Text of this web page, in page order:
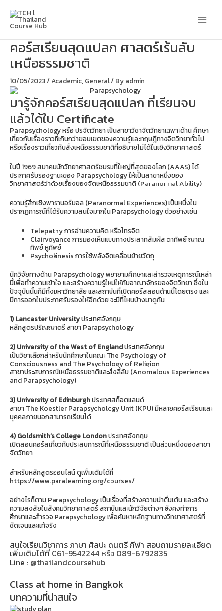
content
คอร์สเรียนสุดแปลก ศาสตร์เร้นลับ
เหนือธรรมชาติ
10/05/2023/Academic, General/ By admin
มารู้จักคอร์สเรียนสุดแปลก ที่เรียนจบ
แล้วได้ใบ Certificate
Parapsychology หรือ ปรจิตวิทยา เป็นสาขาวิชาจิตวิทยาเฉพาะด้าน ศึกษา
เกี่ยวกับเรื่องราวที่เกินกว่าขอบเขตของความรู้และทฤษฎีทางจิตวิทยาทั่วไป
หรือเรื่องราวเกี่ยวกับสิ่งเหนือธรรมชาติที่อธิบายไม่ได้ในเชิงวิทยาศาสตร์
ในปี 1969 สมาคมนักวิทยาศาสตร์ชมรมที่ใหญ่ที่สุดของโลก (AAAS) ได้
ประกาศรับรองฐานะของ Parapsychology ให้เป็นสาขาหนึ่งของ
วิทยาศาสตร์ว่าด้วยเรื่องของจิตเหนือธรรมชาติ (Paranormal Ability)
ความรู้สึกเชิงพารานอร์มอล (Paranormal Experiences) เป็นหนึ่งใน
ปรากฏการณ์ที่ได้รับความสนใจมากใน Parapsychology ตัวอย่างเช่น
Telepathy การอ่านความคิด หรือโทรจิต
Clairvoyance การมองเห็นแบบทางประสาทสัมผัส ตาทิพย์ ญาณ
ทิพย์ หูทิพย์
Psychokinesis การใช้พลังจิตเคลื่อนย้ายวัตถุ
นักวิจัยทางด้าน Parapsychology พยายามศึกษาและสำรวจเหตุการณ์เหล่า
นี้เพื่อทำความเข้าใจ และสร้างความรู้ใหม่ให้กับอาณาจักรของจิตวิทยา ซึ่งใน
ปัจจุบันนั้นก็มีทั้งมหาวิทยาลัย และสถาบันที่เปิดคอร์สสอนด้านนี้โดยตรง และ
มีการออกใบประกาศรับรองให้อีกด้วย จะมีที่ไหนบ้างมาดูกัน
1) Lancaster Universityประเทศอังกฤษ
หลักสูตรปริญญาตรี สาขา Parapsychology
2) University of the West of Englandประเทศอังกฤษ
เป็นวิชาเลือกสำหรับนักศึกษาในคณะ The Psychology of
Consciousness and The Psychology of Religion
สาขาประสบการณ์เหนือธรรมชาติและสิ่งลี้ลับ (Anomalous Experiences
and Parapsychology)
3) University of Edinburghประเทศสก็อตแลนด์
สาขา The Koestler Parapsychology Unit (KPU) มีหลายคอร์สเรียนและ
บุคคลภายนอกสามารถเรียนได้
4) Goldsmith’s College Londonประเทศอังกฤษ
เปิดสอนคอร์สเกี่ยวกับประสบการณ์ที่เหนือธรรมชาติ เป็นส่วนหนึ่งของสาขา
จิตวิทยา
สำหรับหลักสูตรออนไลน์ ดูเพิ่มเติมได้ที่
https://www.paralearning.org/courses/
อย่างไรก็ตาม Parapsychology เป็นเรื่องที่สร้างความน่าตื่นเต้น และสร้าง
ความสงสัยในสังคมวิทยาศาสตร์ สถาบันและนักวิจัยต่างๆ ยังคงทำการ
ศึกษาและสำรวจ Parapsychology เพื่อค้นหาหลักฐานทางวิทยาศาสตร์ที่
ชัดเจนและแท้จริง
สนใจเรียนวิชาการ ภาษา ศิลปะ ดนตรี กีฬา สอบถามรายละเอียด
เพิ่มเติมได้ที่ 061-9542244 หรือ 089-6792835
Line : @thailandcoursehub
Class at home in Bangkok
บทความที่น่าสนใจ